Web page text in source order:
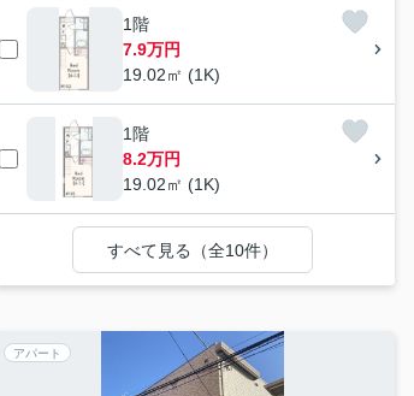
1階
7.9万円
19.02㎡ (1K)
1階
8.2万円
19.02㎡ (1K)
すべて見る（全10件）
アパート